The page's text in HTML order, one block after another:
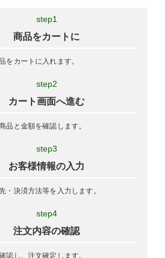
step1
商品をカートに
をカートに入れます。
step2
カート画面へ進む
品と金額を確認します。
step3
お客様情報の入力
・決済方法等を入力します。
step4
注文内容の確認
認し、注文確定します。